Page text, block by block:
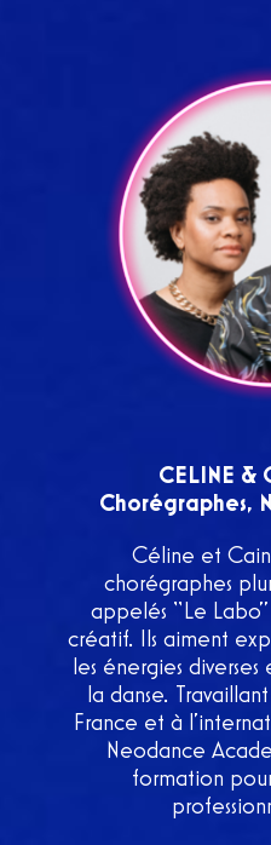
CELINE &
Chorégraphes,
Céline et Cain
chorégraphes
appelés “Le
créatif. Ils aiment
les énergies
la danse.
France et à
Neodance
formation